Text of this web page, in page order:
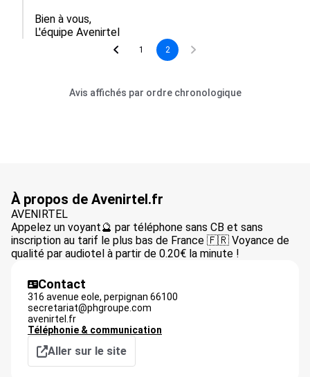
Bien à vous,
L'équipe Avenirtel
1 2
Avis affichés par ordre chronologique
À propos de Avenirtel.fr
AVENIRTEL
Appelez un voyant🔮 par téléphone sans CB et sans
inscription au tarif le plus bas de France 🇫🇷 Voyance de
qualité par audiotel à partir de 0.20€ la minute !
Contact
316 avenue eole, perpignan 66100
secretariat@phgroupe.com
avenirtel.fr
Téléphonie & communication
Aller sur le site